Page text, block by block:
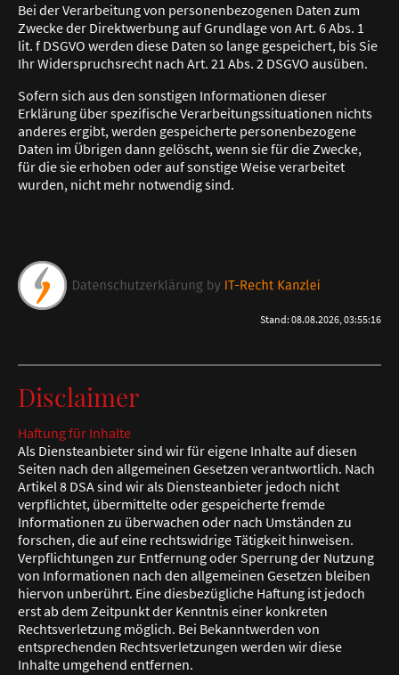
Bei der Verarbeitung von personenbezogenen Daten zum
Zwecke der Direktwerbung auf Grundlage von Art. 6 Abs. 1
lit. f DSGVO werden diese Daten so lange gespeichert, bis Sie
Ihr Widerspruchsrecht nach Art. 21 Abs. 2 DSGVO ausüben.
Sofern sich aus den sonstigen Informationen dieser
Erklärung über spezifische Verarbeitungssituationen nichts
anderes ergibt, werden gespeicherte personenbezogene
Daten im Übrigen dann gelöscht, wenn sie für die Zwecke,
für die sie erhoben oder auf sonstige Weise verarbeitet
wurden, nicht mehr notwendig sind.
Stand: 08.08.2026, 03:55:16
Disclaimer
Haftung für Inhalte
Als Diensteanbieter sind wir für eigene Inhalte auf diesen
Seiten nach den allgemeinen Gesetzen verantwortlich. Nach
Artikel 8 DSA sind wir als Diensteanbieter jedoch nicht
verpflichtet, übermittelte oder gespeicherte fremde
Informationen zu überwachen oder nach Umständen zu
forschen, die auf eine rechtswidrige Tätigkeit hinweisen.
Verpflichtungen zur Entfernung oder Sperrung der Nutzung
von Informationen nach den allgemeinen Gesetzen bleiben
hiervon unberührt. Eine diesbezügliche Haftung ist jedoch
erst ab dem Zeitpunkt der Kenntnis einer konkreten
Rechtsverletzung möglich. Bei Bekanntwerden von
entsprechenden Rechtsverletzungen werden wir diese
Inhalte umgehend entfernen.